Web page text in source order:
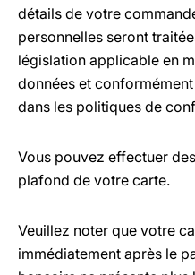
détails de votre
personnelles seront
législation applicable en
données et
dans les politiques de
Vous pouvez effectuer
plafond de votre carte.
Veuillez noter que votre
immédiatement après le